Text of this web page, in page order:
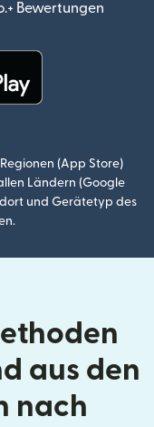
Bewertungen
(App Store)
Ländern (Google
und Gerätetyp des
aus den
nach